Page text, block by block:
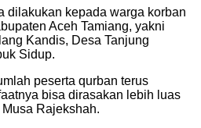
dilakukan kepada warga korban
Aceh Tamiang, yakni
Kandis, Desa Tanjung
Sidup.
peserta qurban terus
bisa dirasakan lebih luas
Rajekshah.